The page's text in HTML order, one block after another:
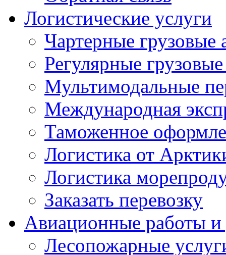
Логистические услуги
Чартерные грузовые
Регулярные
Мультимодальные
Международная
Таможенное
Логистика от
Логистика
Заказать перевозку
Авиационные работы и
Лесопожарные